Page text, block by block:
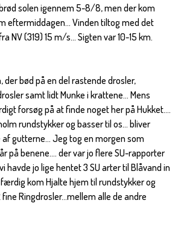
solen igennem 5-8/8, men der kom
eftermiddagen... Vinden tiltog med det
NV (319) 15 m/s... Sigten var 10-15 km.
der bød på en del rastende drosler,
samt lidt Munke i krattene... Mens
forsøg på at finde noget her på Hukket....
rundstykker og basser til os... bliver
gutterne... Jeg tog en morgen som
på benene.... der var jo flere SU-rapporter
havde jo lige hentet 3 SU arter til Blåvand in
kom Hjalte hjem til rundstykker og
Ringdrosler...mellem alle de andre